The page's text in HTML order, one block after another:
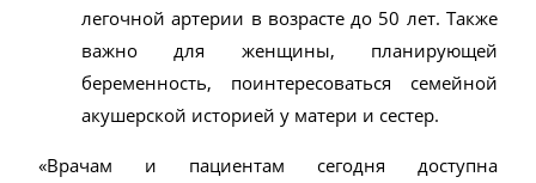
легочной артерии в возрасте до 50 лет. Также
важно для женщины, планирующей
беременность, поинтересоваться семейной
акушерской историей у матери и сестер.
«Врачам и пациентам сегодня доступна